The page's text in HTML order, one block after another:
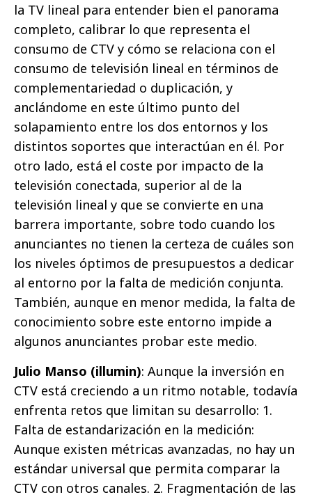
la TV lineal para entender bien el panorama
completo, calibrar lo que representa el
consumo de CTV y cómo se relaciona con el
consumo de televisión lineal en términos de
complementariedad o duplicación, y
anclándome en este último punto del
solapamiento entre los dos entornos y los
distintos soportes que interactúan en él. Por
otro lado, está el coste por impacto de la
televisión conectada, superior al de la
televisión lineal y que se convierte en una
barrera importante, sobre todo cuando los
anunciantes no tienen la certeza de cuáles son
los niveles óptimos de presupuestos a dedicar
al entorno por la falta de medición conjunta.
También, aunque en menor medida, la falta de
conocimiento sobre este entorno impide a
algunos anunciantes probar este medio.
Julio Manso (illumin): Aunque la inversión en
CTV está creciendo a un ritmo notable, todavía
enfrenta retos que limitan su desarrollo: 1.
Falta de estandarización en la medición:
Aunque existen métricas avanzadas, no hay un
estándar universal que permita comparar la
CTV con otros canales. 2. Fragmentación de las